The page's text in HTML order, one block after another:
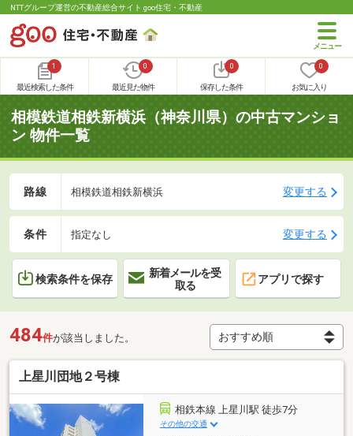
NTTグループ運営の不動産総合サイト goo住宅・不動産
1
最近検索した条件
0
最近見た物件
0
保存した条件
0
お気に入り
相模鉄道相鉄新横浜（神奈川県）の中古マンショ
ン 物件一覧
路線 相模鉄道相鉄新横浜 変更する
条件 指定なし 変更する
検索条件を保存
新着メールを受
取る
アプリで探す
484件が該当しました。
上星川団地２号棟
相鉄本線 上星川駅 徒歩7分
その他の交通